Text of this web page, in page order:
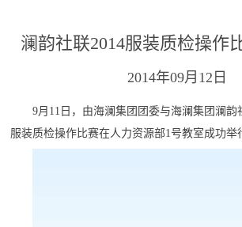
澜韵社联2014服装质检操作
2014年09月12日
9月11日，由海澜集团团委与海澜集团澜韵
服装质检操作比赛在人力资源部1号教室成功举